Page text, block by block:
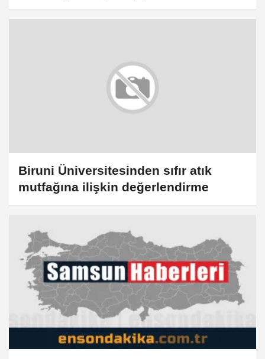
Biruni Üniversitesinden sıfır atık
mutfağına ilişkin değerlendirme